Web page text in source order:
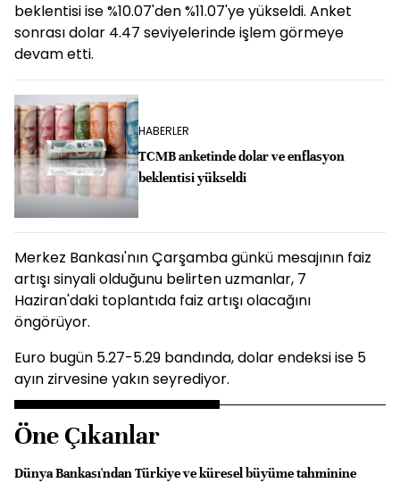
beklentisi ise %10.07'den %11.07'ye yükseldi. Anket
sonrası dolar 4.47 seviyelerinde işlem görmeye
devam etti.
HABERLER
TCMB anketinde dolar ve enflasyon
beklentisi yükseldi
Merkez Bankası'nın Çarşamba günkü mesajının faiz
artışı sinyali olduğunu belirten uzmanlar, 7
Haziran'daki toplantıda faiz artışı olacağını
öngörüyor.
Euro bugün 5.27-5.29 bandında, dolar endeksi ise 5
ayın zirvesine yakın seyrediyor.
Öne Çıkanlar
Dünya Bankası'ndan Türkiye ve küresel büyüme tahminine